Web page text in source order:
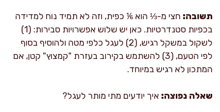
תשובה: חצי מ-⅓ הוא ⅙ כפית, וזה לא תמיד נוח למדידה
בכפיות סטנדרטיות. כאן יש שלוש אפשרויות סבירות: (1)
לשקול במשקל רגיש, (2) לעגל כלפי מטה ולהוסיף בסוף
לפי הטעם, (3) להשתמש בקירוב בעזרת "קמצוץ" קטן, אם
המתכון לא רגיש במיוחד.
שאלה נפוצה: איך יודעים מתי מותר לעגל?